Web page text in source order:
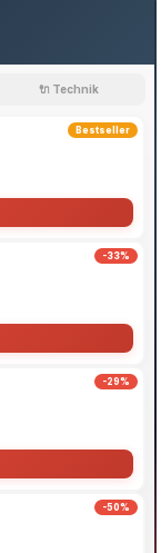
🔌 Technik
Bestseller
-33%
-29%
-50%